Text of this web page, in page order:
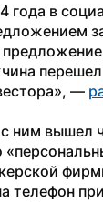
года в
—
ним вышел
телефон